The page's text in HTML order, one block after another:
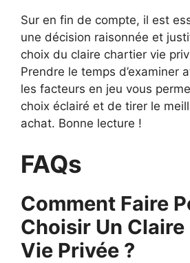
Sur en fin de compte, il est
une décision raisonnée et
choix du claire chartier vie
Prendre le temps d’examiner
les facteurs en jeu vous
choix éclairé et de tirer le
achat. Bonne lecture !
FAQs
Comment Faire
Choisir Un
Vie Privée ?